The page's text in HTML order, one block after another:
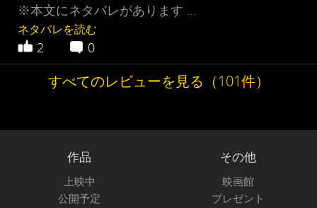
※本文にネタバレがあります …
ネタバレを読む
2 0
すべてのレビューを見る（101件）
作品
上映中
公開予定
その他
映画館
プレゼント